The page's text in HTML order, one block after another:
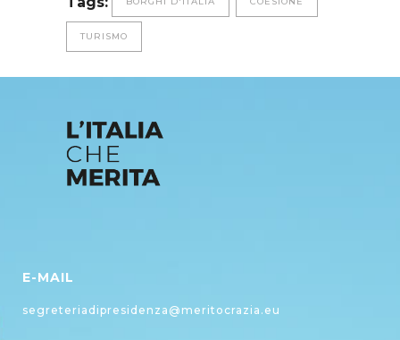
TURISMO
E-MAIL
segreteriadipresidenza@meritocrazia.eu